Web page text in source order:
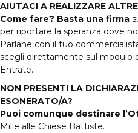
AIUTACI A REALIZZARE
Come fare? Basta una firma
per riportare la speranza dove
Parlane con il tuo
scegli direttamente sul modulo
Entrate.
NON PRESENTI LA
ESONERATO/A?
Puoi comunque destinare
Mille alle Chiese Battiste.